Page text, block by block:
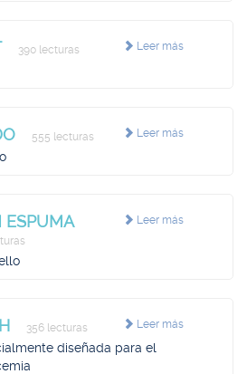
Leer más
390 lecturas
Leer más
555 lecturas
Leer más
ESPUMA
Leer más
356 lecturas
diseñada para el